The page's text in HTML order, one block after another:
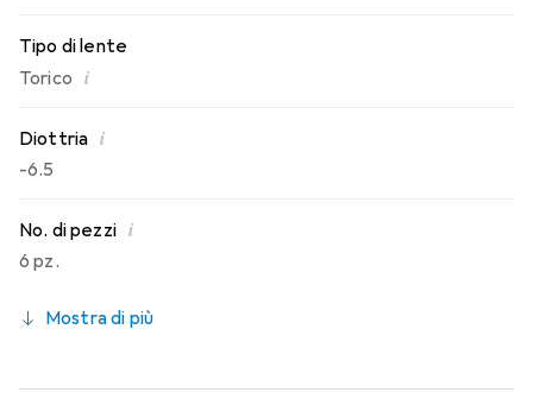
Tipo di lente
Torico i
Diottria i
-6.5
No. di pezzi i
6 pz.
Mostra di più